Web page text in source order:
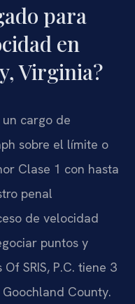
para
en
Virginia?
cargo de
sobre el límite o
Clase 1 con hasta
penal
de velocidad
puntos y
SRIS, P.C. tiene 3
County.